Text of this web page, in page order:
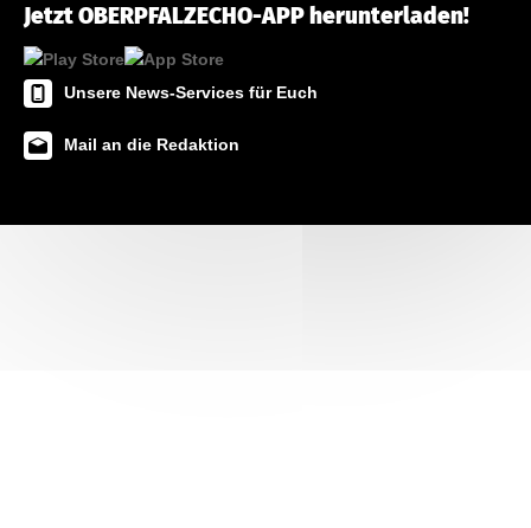
Jetzt OBERPFALZECHO-APP herunterladen!
Unsere News-Services für Euch
Mail an die Redaktion